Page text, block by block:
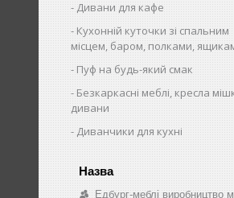
Дивани для кафе
Кухонній куточки зі спальним
місцем, баром, полками,
Пуф на будь-який смак
Безкаркасні меблі, кресла
дивани
Диванчики для кухні
Едбург-меблі виробництво